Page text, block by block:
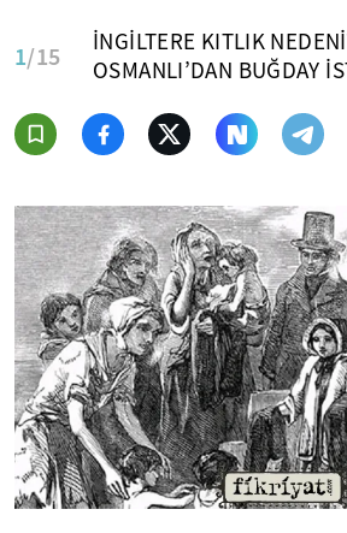
1/15
İNGİLTERE KITLIK
OSMANLI’DAN BUĞDAY